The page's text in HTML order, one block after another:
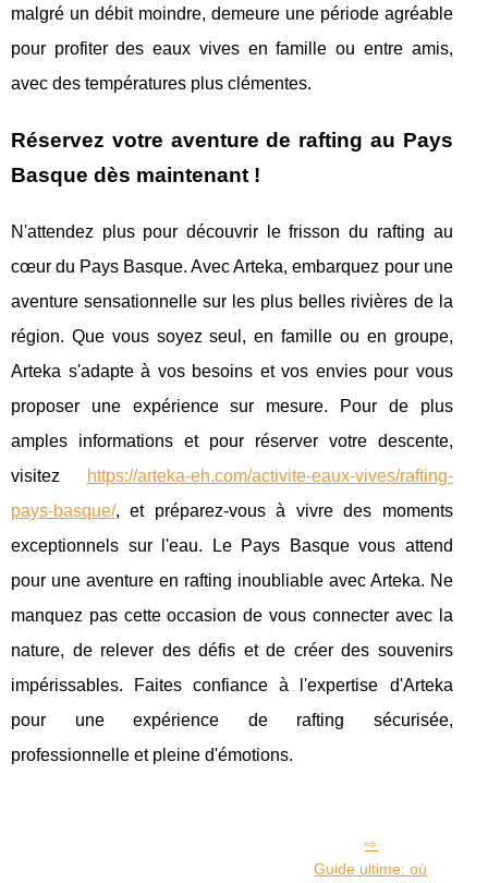
malgré un débit moindre, demeure une période agréable
pour profiter des eaux vives en famille ou entre amis,
avec des températures plus clémentes.
Réservez votre aventure de rafting au Pays
Basque dès maintenant !
N'attendez plus pour découvrir le frisson du rafting au
cœur du Pays Basque. Avec Arteka, embarquez pour une
aventure sensationnelle sur les plus belles rivières de la
région. Que vous soyez seul, en famille ou en groupe,
Arteka s'adapte à vos besoins et vos envies pour vous
proposer une expérience sur mesure. Pour de plus
amples informations et pour réserver votre descente,
visitez
https://arteka-eh.com/activite-eaux-vives/rafting-
pays-basque/, et préparez-vous à vivre des moments
exceptionnels sur l'eau. Le Pays Basque vous attend
pour une aventure en rafting inoubliable avec Arteka. Ne
manquez pas cette occasion de vous connecter avec la
nature, de relever des défis et de créer des souvenirs
impérissables. Faites confiance à l'expertise d'Arteka
pour une expérience de rafting sécurisée,
professionnelle et pleine d'émotions.
Guide ultime: où